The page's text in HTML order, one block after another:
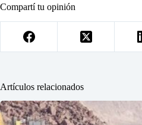
Compartí tu opinión
Artículos relacionados